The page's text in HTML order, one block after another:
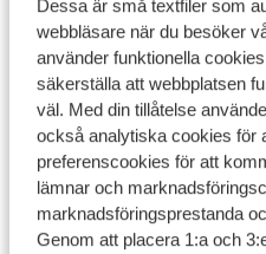
Dessa är små textfiler som
webbläsare när du besöker
använder funktionella
säkerställa att webbplatsen
väl. Med din tillåtelse
också analytiska cookies för
preferenscookies för att
lämnar och
marknadsföringsprestanda
Genom att placera 1:a och
rare to find people who
lasting impression, but
Of course, no place is
pieces of cutlery and a
drinking glasses in the
been useful, and the
occasionally had a mind
honestly, those are such
they never affected how
Visa
I området
Avstånd till stranden ca